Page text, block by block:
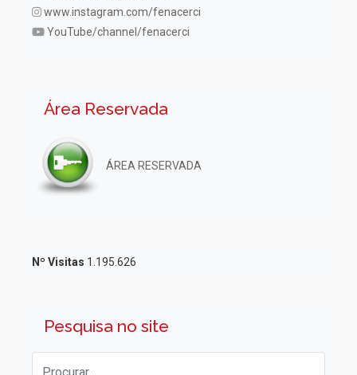
www.instagram.com/fenacerci
YouTube/channel/fenacerci
Área Reservada
ÁREA RESERVADA
Nº Visitas 1.195.626
Pesquisa no site